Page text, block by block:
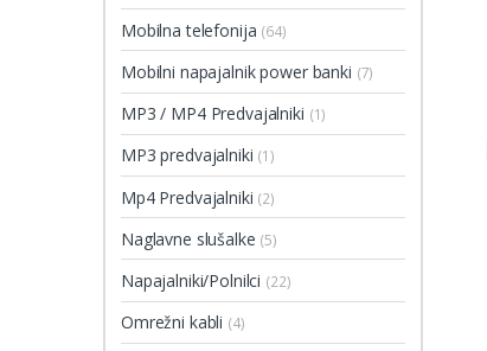
Mobilna telefonija (64)
Mobilni napajalnik power banki (7)
MP3 / MP4 Predvajalniki (1)
MP3 predvajalniki (1)
Mp4 Predvajalniki (2)
Naglavne slušalke (5)
Napajalniki/Polnilci (22)
Omrežni kabli (4)